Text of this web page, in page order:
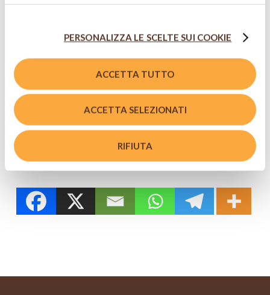
cookie che richiedono il consenso, mantenendo le
PERSONALIZZA LE SCELTE SUI COOKIE
ACCETTA TUTTO
ACCETTA SELEZIONATI
RIFIUTA
IN ABBINAMENTO
Ricetta Orginale